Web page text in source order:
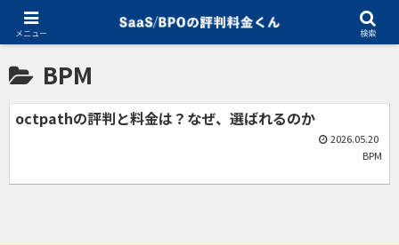
ホーム BPM
BPM
octpathの評判と料金は？なぜ、選ばれるのか
2026.05.20
BPM
メニュー 検索